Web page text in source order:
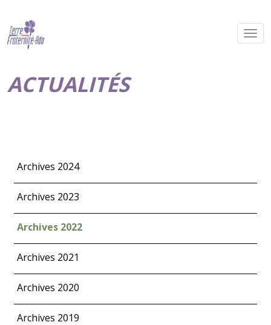
ACTUALITÉS
Archives 2024
Archives 2023
Archives 2022
Archives 2021
Archives 2020
Archives 2019